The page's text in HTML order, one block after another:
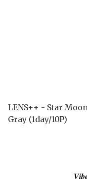
LENS++ - Star Moon
Gray (1day/10P)